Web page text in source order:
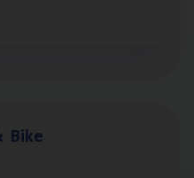
Bike